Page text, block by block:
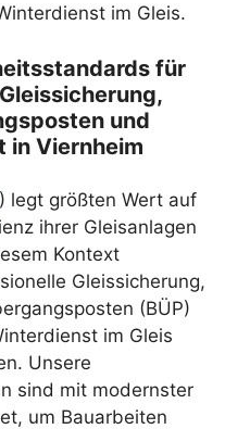
im Gleis.
für
und
in Viernheim
) legt größten Wert auf
ihrer Gleisanlagen
Kontext
Gleissicherung,
(BÜP)
im Gleis
Unsere
sind mit modernster
um Bauarbeiten